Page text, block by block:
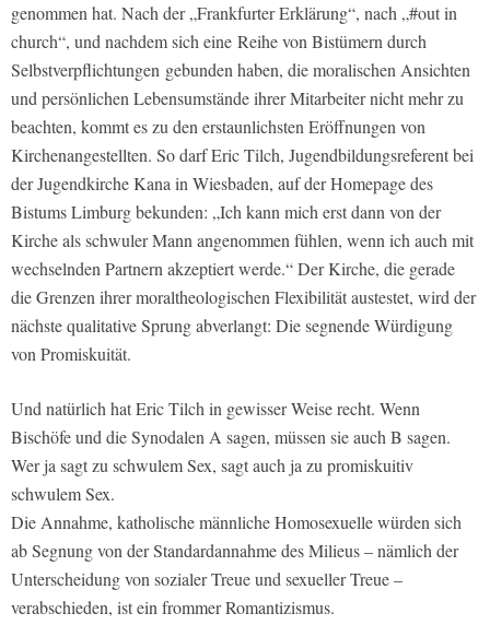
genommen hat. Nach der „Frankfurter Erklärung“, nach „#out in
church“, und nachdem sich eine Reihe von Bistümern durch
Selbstverpflichtungen gebunden haben, die moralischen Ansichten
und persönlichen Lebensumstände ihrer Mitarbeiter nicht mehr zu
beachten, kommt es zu den erstaunlichsten Eröffnungen von
Kirchenangestellten. So darf Eric Tilch, Jugendbildungsreferent bei
der Jugendkirche Kana in Wiesbaden, auf der Homepage des
Bistums Limburg bekunden: „Ich kann mich erst dann von der
Kirche als schwuler Mann angenommen fühlen, wenn ich auch mit
wechselnden Partnern akzeptiert werde.“ Der Kirche, die gerade
die Grenzen ihrer moraltheologischen Flexibilität austestet, wird der
nächste qualitative Sprung abverlangt: Die segnende Würdigung
von Promiskuität.
Und natürlich hat Eric Tilch in gewisser Weise recht. Wenn
Bischöfe und die Synodalen A sagen, müssen sie auch B sagen.
Wer ja sagt zu schwulem Sex, sagt auch ja zu promiskuitiv
schwulem Sex.
Die Annahme, katholische männliche Homosexuelle würden sich
ab Segnung von der Standardannahme des Milieus – nämlich der
Unterscheidung von sozialer Treue und sexueller Treue –
verabschieden, ist ein frommer Romantizismus.